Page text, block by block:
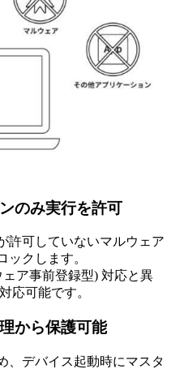
のみ実行を許可
許可していないマルウェア
ックします。
ア事前登録型) 対応と異
応可能です。
から保護可能
、デバイス起動時にマスタ